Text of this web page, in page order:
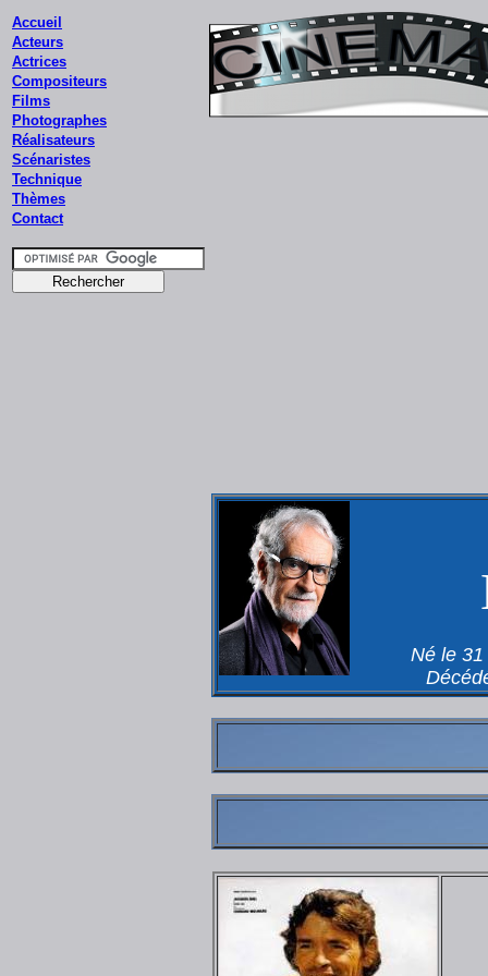
Accueil
Acteurs
Actrices
Compositeurs
Films
Photographes
Réalisateurs
Scénaristes
Technique
Thèmes
Contact
Né le